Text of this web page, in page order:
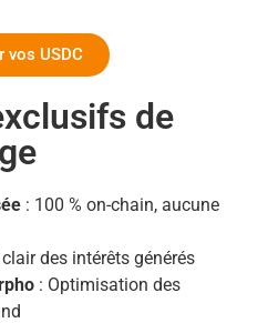
vos USDC
de
: 100 % on-chain, aucune
des intérêts générés
: Optimisation des